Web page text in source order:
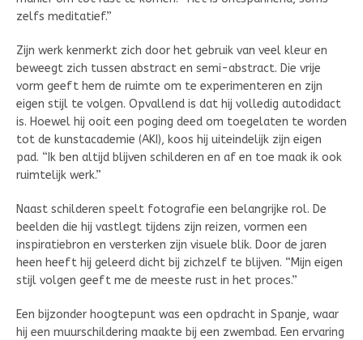
zelfs meditatief.”
Zijn werk kenmerkt zich door het gebruik van veel kleur en
beweegt zich tussen abstract en semi-abstract. Die vrije
vorm geeft hem de ruimte om te experimenteren en zijn
eigen stijl te volgen. Opvallend is dat hij volledig autodidact
is. Hoewel hij ooit een poging deed om toegelaten te worden
tot de kunstacademie (AKI), koos hij uiteindelijk zijn eigen
pad. “Ik ben altijd blijven schilderen en af en toe maak ik ook
ruimtelijk werk.”
Naast schilderen speelt fotografie een belangrijke rol. De
beelden die hij vastlegt tijdens zijn reizen, vormen een
inspiratiebron en versterken zijn visuele blik. Door de jaren
heen heeft hij geleerd dicht bij zichzelf te blijven. “Mijn eigen
stijl volgen geeft me de meeste rust in het proces.”
Een bijzonder hoogtepunt was een opdracht in Spanje, waar
hij een muurschildering maakte bij een zwembad. Een ervaring